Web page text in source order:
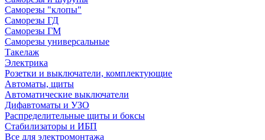
Саморезы "клопы"
Саморезы ГД
Саморезы ГМ
Саморезы универсальные
Такелаж
Электрика
Розетки и выключатели, комплектующие
Автоматы, щиты
Автоматические выключатели
Дифавтоматы и УЗО
Распределительные щиты и боксы
Стабилизаторы и ИБП
Все для электромонтажа